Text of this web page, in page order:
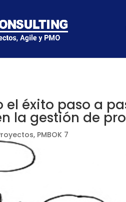
el éxito paso a
la gestión de
, PMBOK 7